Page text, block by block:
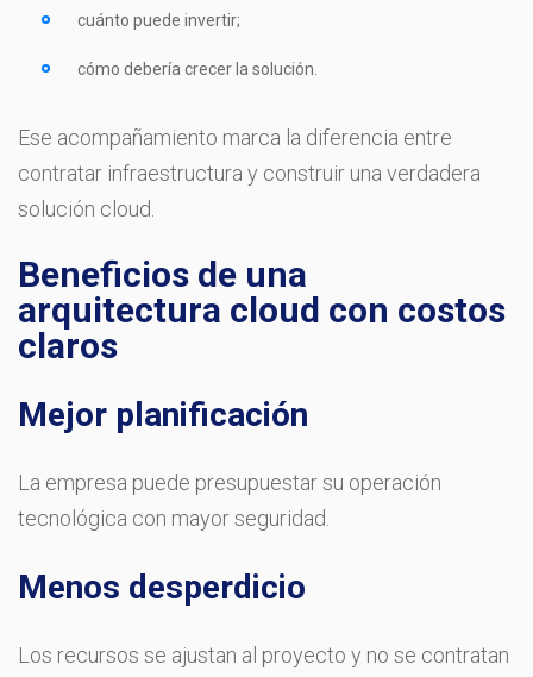
cuánto puede invertir;
cómo debería crecer la solución.
Ese acompañamiento marca la diferencia entre
contratar infraestructura y construir una verdadera
solución cloud.
Beneficios de una
arquitectura cloud con costos
claros
Mejor planificación
La empresa puede presupuestar su operación
tecnológica con mayor seguridad.
Menos desperdicio
Los recursos se ajustan al proyecto y no se contratan